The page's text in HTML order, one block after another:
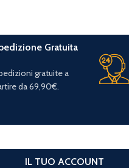
Gratuita
gratuite a
da 69,90€.
IL TUO ACCOUNT